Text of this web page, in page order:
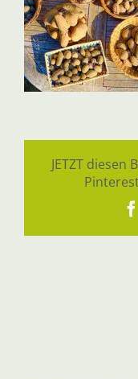
JETZT diesen